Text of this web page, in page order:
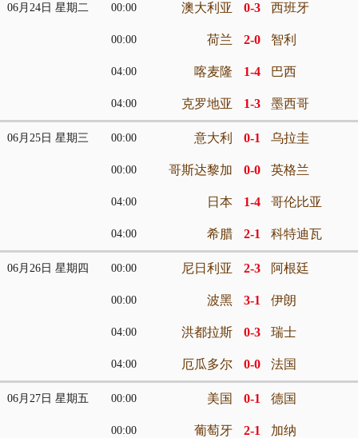
06月24日 星期二 00:00 澳大利亚 0-3 西班牙
00:00 荷兰 2-0 智利
04:00 喀麦隆 1-4 巴西
04:00 克罗地亚 1-3 墨西哥
06月25日 星期三 00:00 意大利 0-1 乌拉圭
00:00 哥斯达黎加 0-0 英格兰
04:00 日本 1-4 哥伦比亚
04:00 希腊 2-1 科特迪瓦
06月26日 星期四 00:00 尼日利亚 2-3 阿根廷
00:00 波黑 3-1 伊朗
04:00 洪都拉斯 0-3 瑞士
04:00 厄瓜多尔 0-0 法国
06月27日 星期五 00:00 美国 0-1 德国
00:00 葡萄牙 2-1 加纳